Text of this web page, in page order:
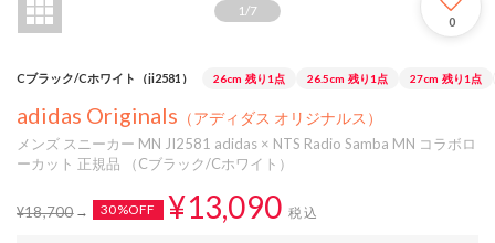
1 /7
0
Cブラック/Cホワイト（ji2581） 26cm 残り1点 26.5cm 残り1点 27cm 残り1点
adidas Originals （アディダス オリジナルス）
メンズ スニーカー MN JI2581 adidas × NTS Radio Samba MN コラボロ
ーカット 正規品 （Cブラック/Cホワイト）
¥18,700 30%OFF ¥13,090 税込